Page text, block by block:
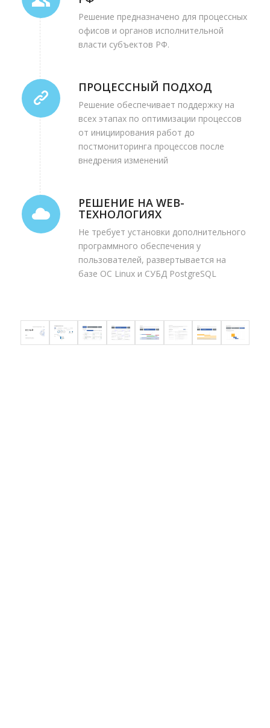
Решение предназначено для процессных
офисов и органов исполнительной
власти субъектов РФ.
ПРОЦЕССНЫЙ ПОДХОД
Решение обеспечивает поддержку на
всех этапах по оптимизации процессов
от инициирования работ до
постмониторинга процессов после
внедрения изменений
РЕШЕНИЕ НА WEB-
ТЕХНОЛОГИЯХ
Не требует установки дополнительного
программного обеспечения у
пользователей, развертывается на
базе ОС Linux и СУБД PostgreSQL